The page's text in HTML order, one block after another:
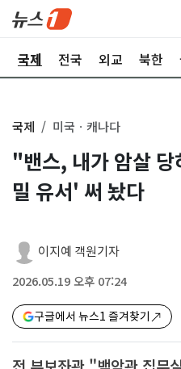
국제 전국 외교 북한
국제 미국ㆍ캐나다
"밴스, 내가 암살
밀 유서' 써 놨다
이지예 객원기자
2026.05.19 오후 07:24
구글에서 뉴스1 즐겨찾기